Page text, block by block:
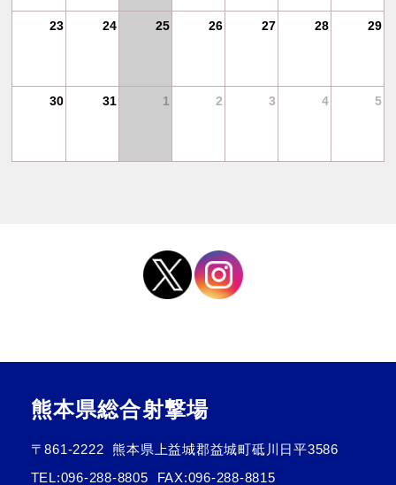
23 24 25 26 27 28 29
30 31 1 2 3 4 5
熊本県総合射撃場
〒861-2222
熊本県上益城郡益城町砥川日平3586
TEL:096-288-8805
FAX:096-288-8815